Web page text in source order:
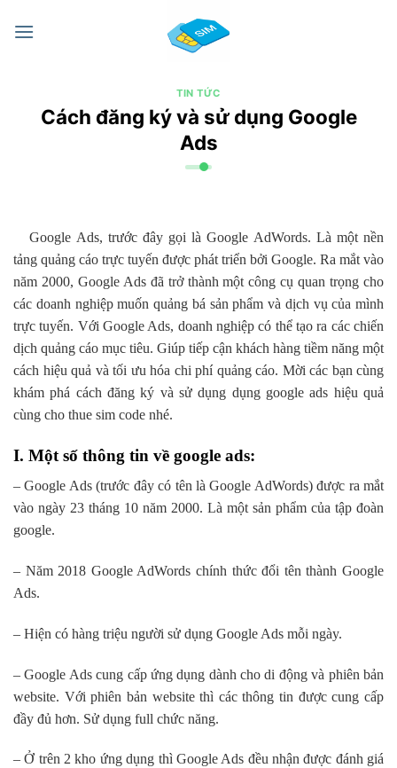
đến
TIN TỨC
Cách đăng ký và sử dụng Google
Ads
Google Ads, trước đây gọi là Google AdWords. Là một nền
tảng quảng cáo trực tuyến được phát triển bởi Google. Ra mắt vào
năm 2000, Google Ads đã trở thành một công cụ quan trọng cho
các doanh nghiệp muốn quảng bá sản phẩm và dịch vụ của mình
trực tuyến. Với Google Ads, doanh nghiệp có thể tạo ra các chiến
dịch quảng cáo mục tiêu. Giúp tiếp cận khách hàng tiềm năng một
cách hiệu quả và tối ưu hóa chi phí quảng cáo. Mời các bạn cùng
khám phá cách đăng ký và sử dụng dụng google ads hiệu quả
cùng cho thue sim code nhé.
I. Một số thông tin về google ads:
– Google Ads (trước đây có tên là Google AdWords) được ra mắt
vào ngày 23 tháng 10 năm 2000. Là một sản phẩm của tập đoàn
google.
– Năm 2018 Google AdWords chính thức đổi tên thành Google
Ads.
– Hiện có hàng triệu người sử dụng Google Ads mỗi ngày.
– Google Ads cung cấp ứng dụng dành cho di động và phiên bản
website. Với phiên bản website thì các thông tin được cung cấp
đầy đủ hơn. Sử dụng full chức năng.
– Ở trên 2 kho ứng dụng thì Google Ads đều nhận được đánh giá